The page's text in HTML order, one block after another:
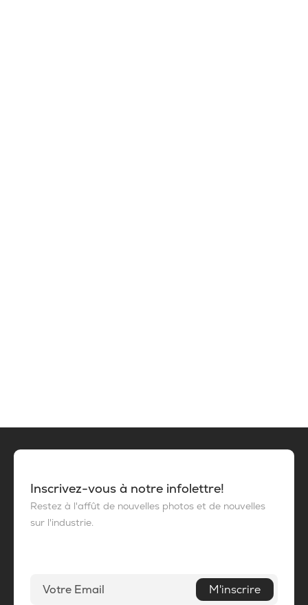
Inscrivez-vous à notre infolettre!
Restez à l'affût de nouvelles photos et de nouvelles
sur l'industrie.
M'inscrire